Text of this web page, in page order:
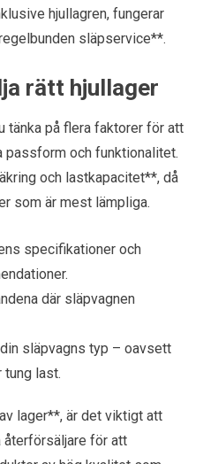
hjullagren, fungerar
släpservice**.
rätt hjullager
tänka på flera faktorer för att
passform och funktionalitet.
och lastkapacitet**, då
som är mest lämpliga.
specifikationer och
där släpvagnen
släpvagns typ – oavsett
tung last.
lager**, är det viktigt att
för att